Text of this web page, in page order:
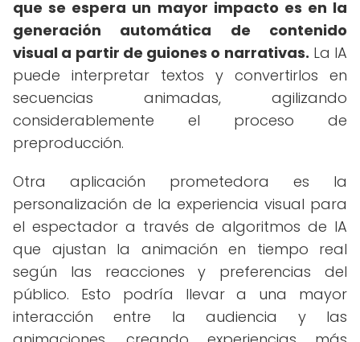
que se espera un mayor impacto es en la
generación automática de contenido
visual a partir de guiones o narrativas. La IA
puede interpretar textos y convertirlos en
secuencias animadas, agilizando
considerablemente el proceso de
preproducción.
Otra aplicación prometedora es la
personalización de la experiencia visual para
el espectador a través de algoritmos de IA
que ajustan la animación en tiempo real
según las reacciones y preferencias del
público. Esto podría llevar a una mayor
interacción entre la audiencia y las